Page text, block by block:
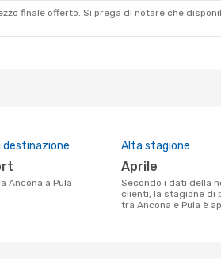
finale offerto. Si prega di notare che
destinazione
Ancona a Pula
Alta stagione
aprile
Secondo i dati della nostra ricerca
clienti, la stagione di
tra Ancona e Pula è